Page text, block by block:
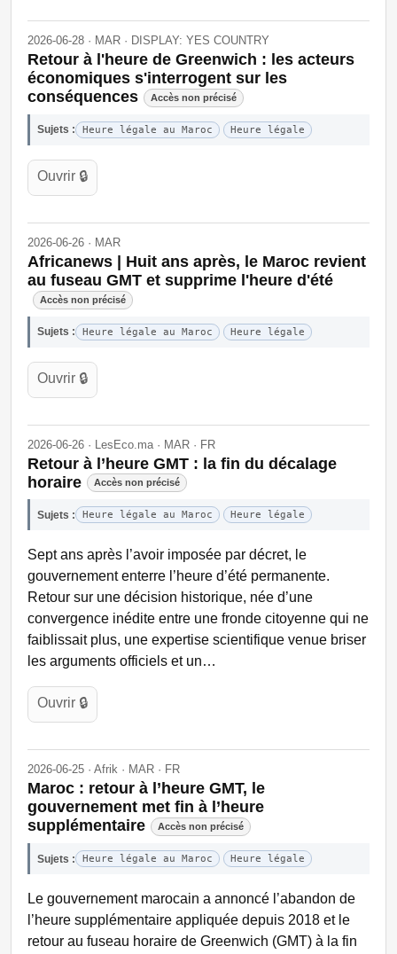
2026-06-28 · MAR · DISPLAY: YES COUNTRY
Retour à l'heure de Greenwich : les acteurs
économiques s'interrogent sur les
conséquences
Accès non précisé
Sujets : Heure légale au Maroc Heure légale
Ouvrir 🔒
2026-06-26 · MAR
Africanews | Huit ans après, le Maroc revient
au fuseau GMT et supprime l'heure d'été
Accès non précisé
Sujets : Heure légale au Maroc Heure légale
Ouvrir 🔒
2026-06-26 · LesEco.ma · MAR · FR
Retour à l’heure GMT : la fin du décalage
horaire
Accès non précisé
Sujets : Heure légale au Maroc Heure légale
Sept ans après l’avoir imposée par décret, le
gouvernement enterre l’heure d’été permanente.
Retour sur une décision historique, née d’une
convergence inédite entre une fronde citoyenne qui ne
faiblissait plus, une expertise scientifique venue briser
les arguments officiels et un…
Ouvrir 🔒
2026-06-25 · Afrik · MAR · FR
Maroc : retour à l’heure GMT, le
gouvernement met fin à l’heure
supplémentaire
Accès non précisé
Sujets : Heure légale au Maroc Heure légale
Le gouvernement marocain a annoncé l’abandon de
l’heure supplémentaire appliquée depuis 2018 et le
retour au fuseau horaire de Greenwich (GMT) à la fin